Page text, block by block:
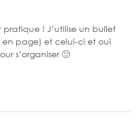
pratique ! J’utilise un bullet
en page) et celui-ci et oui
s’organiser 🙂